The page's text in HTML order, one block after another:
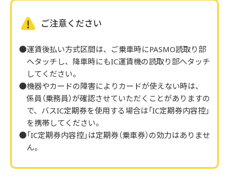
ご注意ください
運賃後払い方式区間は、ご乗車時にPASMO読取り部
へタッチし、降車時にもIC運賃機の読取り部へタッチ
してください。
機器やカードの障害によりカードが使えない時は、
係員（乗務員）が確認させていただくことがありますの
で、バスIC定期券を使用する場合は「IC定期券内容控」
を携帯してください。
「IC定期券内容控」は定期券（乗車券）の効力はありませ
ん。